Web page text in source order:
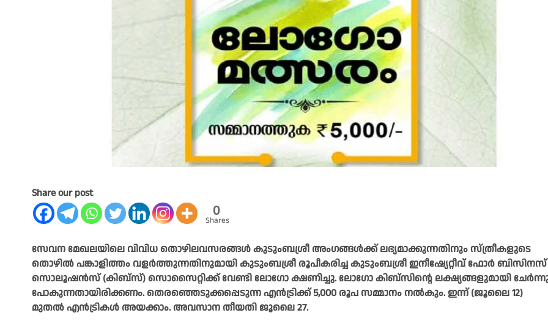
Share our post
0
Shares
സേവന മേഖലയിലെ വിവിധ തൊഴിലവസരങ്ങൾ കുടുംബശ്രീ അംഗങ്ങൾക്ക് ലഭ്യമാക്കുന്നതിനും സ്ത്രീകളുടെ
തൊഴിൽ പങ്കാളിത്തം വളർത്തുന്നതിനുമായി കുടുംബശ്രീ രൂപീകരിച്ച കുടുംബശ്രീ ഇനീഷ്യേറ്റീവ് ഫോർ ബിസിനസ്
സൊലൂഷൻസ് (കിബ്‌സ്) സൊസൈറ്റിക്ക് വേണ്ടി ലോഗോ ക്ഷണിച്ചു. ലോഗോ കിബ്‌സിന്റെ ലക്ഷ്യങ്ങളുമായി
പോകുന്നതായിരിക്കണം. തെരഞ്ഞെടുക്കപ്പെടുന്ന എൻട്രിക്ക് 5,000 രൂപ സമ്മാനം നൽകും. ഇന്ന് (ജൂലൈ 12)
മുതൽ എൻട്രികൾ അയക്കാം. അവസാന തീയതി ജൂലൈ 27.